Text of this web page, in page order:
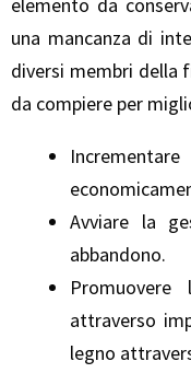
una mancanza di
diversi membri della
da compiere per
Avviare la
abbandono.
attraverso
legno